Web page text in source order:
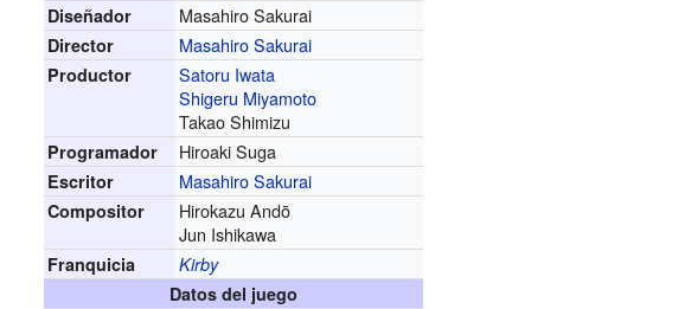
Diseñador Masahiro Sakurai
Director Masahiro Sakurai
Productor
Satoru Iwata
Shigeru Miyamoto
Takao Shimizu
Programador Hiroaki Suga
Escritor Masahiro Sakurai
Compositor
Hirokazu Andō
Jun Ishikawa
Franquicia
Kirby
Datos del juego